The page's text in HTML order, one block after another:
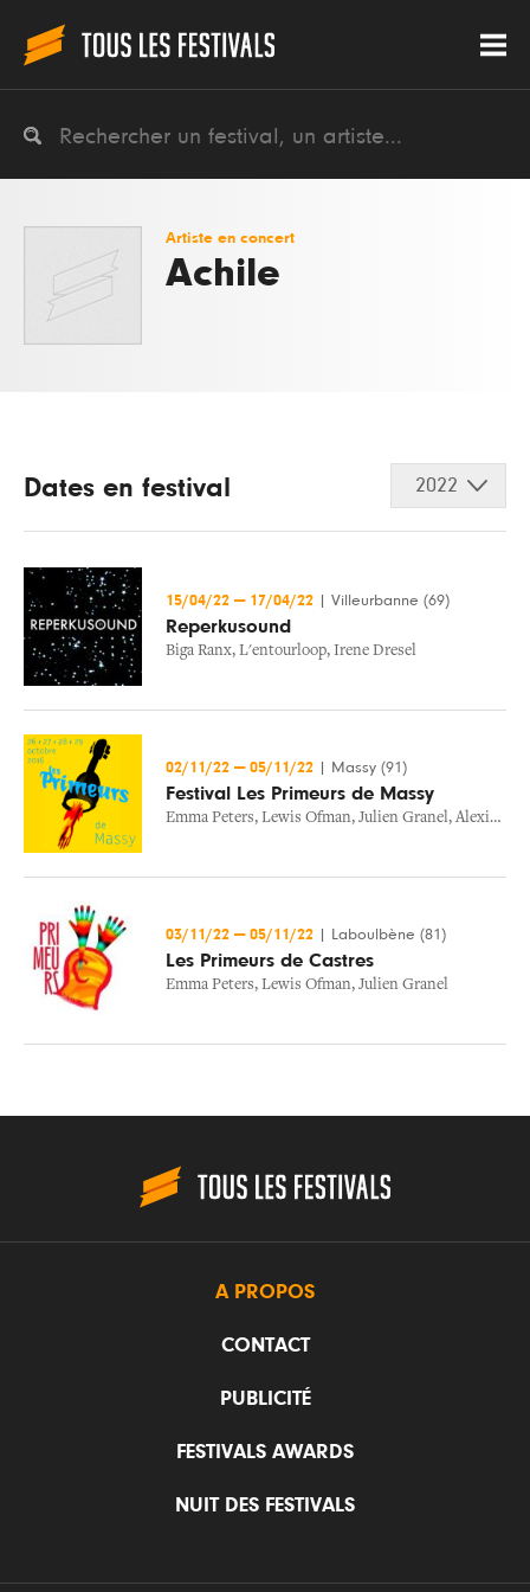
Artiste en concert
Achile
Dates en festival 2022
15/04/22 — 17/04/22 Villeurbanne (69)
Reperkusound
Biga Ranx, L'entourloop, Irene Dresel
02/11/22 — 05/11/22 Massy (91)
Festival Les Primeurs de Massy
Emma Peters, Lewis Ofman, Julien Granel, Alexia Gredy
03/11/22 — 05/11/22 Laboulbène (81)
Les Primeurs de Castres
Emma Peters, Lewis Ofman, Julien Granel
A PROPOS
CONTACT
PUBLICITÉ
FESTIVALS AWARDS
NUIT DES FESTIVALS